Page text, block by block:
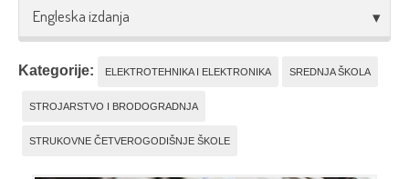
Engleska izdanja
Kategorije: ELEKTROTEHNIKA I ELEKTRONIKA SREDNJA ŠKOLA
STROJARSTVO I BRODOGRADNJA
STRUKOVNE ČETVEROGODIŠNJE ŠKOLE